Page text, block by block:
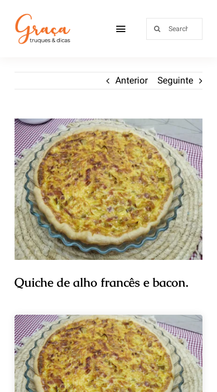
Receitas
Sobre
Loja
Blog
Contactos
Anterior Seguinte
Quiche de alho francês e bacon.